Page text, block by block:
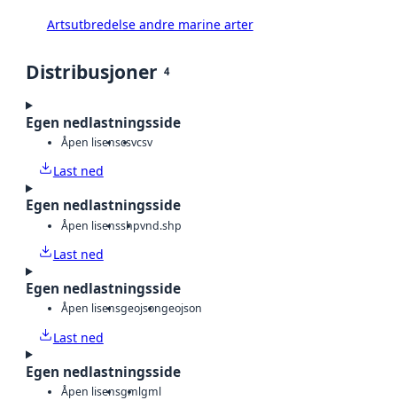
Artsutbredelse andre marine arter
Distribusjoner 4
Egen nedlastningsside
Åpen lisenscsvcsv
Last ned
Egen nedlastningsside
Åpen lisensshpvnd.shp
Last ned
Egen nedlastningsside
Åpen lisensgeojsongeojson
Last ned
Egen nedlastningsside
Åpen lisensgmlgml